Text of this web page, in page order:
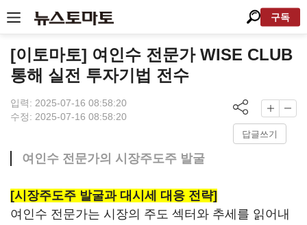
구독
[이토마토] 여인수 전문가 WISE CLUB
통해 실전 투자기법 전수
입력: 2025-07-16 08:58:20
수정: 2025-07-16 08:58:20
답글쓰기
여인수 전문가의 시장주도주 발굴
[시장주도주 발굴과 대시세 대응 전략]
여인수 전문가는 시장의 주도 섹터와 추세를 읽어내